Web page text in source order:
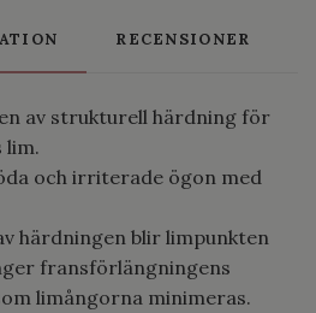
RECENSIONER
av strukturell härdning för
lim.
och irriterade ögon med
härdningen blir limpunkten
fransförlängningens
limångorna minimeras.